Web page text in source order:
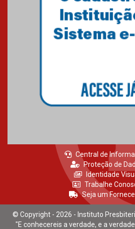
Central de
Proteção de
Identidade
Trabalhe
Seja um
© Copyright - 2026 - Instituto
"E conhecereis a verdade, e a